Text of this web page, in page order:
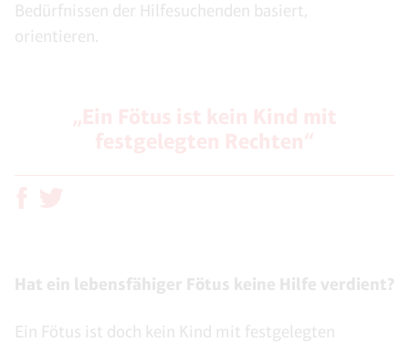
Bedürfnissen der Hilfesuchenden basiert,
orientieren.
Hat ein lebensfähiger Fötus keine Hilfe verdient?
Ein Fötus ist doch kein Kind mit festgelegten